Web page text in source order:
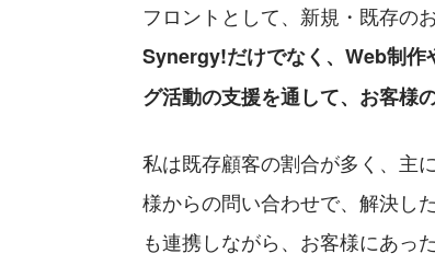
フロントとして、新規・既存の
Synergy!だけでなく、Web制作
グ活動の支援を通して、お客様
私は既存顧客の割合が多く、主
様からの問い合わせで、解決し
も連携しながら、お客様にあっ